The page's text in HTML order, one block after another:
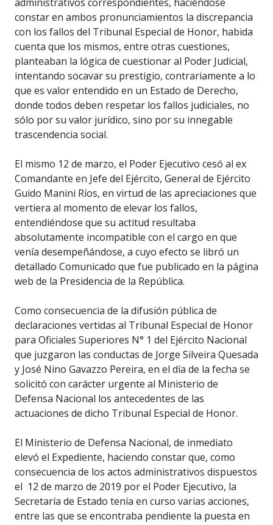
constar en ambos pronunciamientos la discrepancia
con los fallos del Tribunal Especial de Honor, habida
cuenta que los mismos, entre otras cuestiones,
planteaban la lógica de cuestionar al Poder Judicial,
intentando socavar su prestigio, contrariamente a lo
que es valor entendido en un Estado de Derecho,
donde todos deben respetar los fallos judiciales, no
sólo por su valor jurídico, sino por su innegable
trascendencia social.
El mismo 12 de marzo, el Poder Ejecutivo cesó al ex
Comandante en Jefe del Ejército, General de Ejército
Guido Manini Ríos, en virtud de las apreciaciones que
vertiera al momento de elevar los fallos,
entendiéndose que su actitud resultaba
absolutamente incompatible con el cargo en que
venía desempeñándose, a cuyo efecto se libró un
detallado Comunicado que fue publicado en la página
web de la Presidencia de la República.
Como consecuencia de la difusión pública de
declaraciones vertidas al Tribunal Especial de Honor
para Oficiales Superiores N° 1 del Ejército Nacional
que juzgaron las conductas de Jorge Silveira Quesada
y José Nino Gavazzo Pereira, en el día de la fecha se
solicitó con carácter urgente al Ministerio de
Defensa Nacional los antecedentes de las
actuaciones de dicho Tribunal Especial de Honor.
El Ministerio de Defensa Nacional, de inmediato
elevó el Expediente, haciendo constar que, como
consecuencia de los actos administrativos dispuestos
el 12 de marzo de 2019 por el Poder Ejecutivo, la
Secretaría de Estado tenía en curso varias acciones,
entre las que se encontraba pendiente la puesta en